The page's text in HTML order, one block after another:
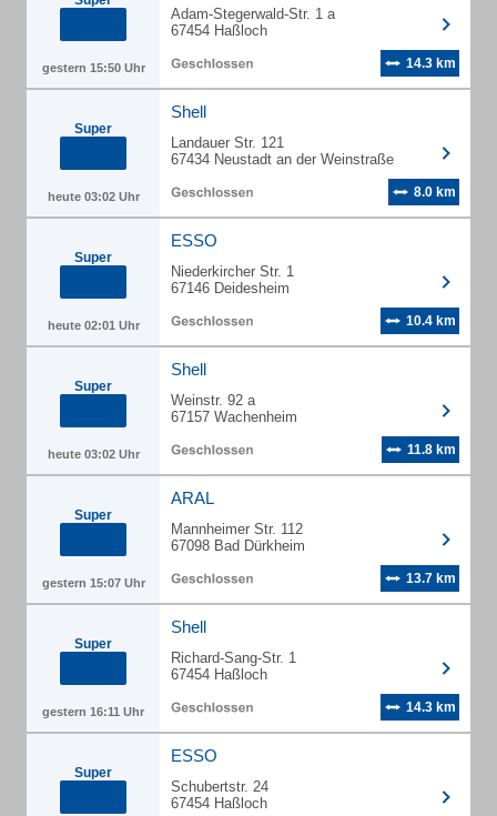
gestern 15:50 Uhr
Adam-Stegerwald-Str. 1 a
67454 Haßloch
14.3 km
Super
heute 03:02 Uhr
Shell
Landauer Str. 121
67434 Neustadt an der Weinstraße
8.0 km
Super
heute 02:01 Uhr
ESSO
Niederkircher Str. 1
67146 Deidesheim
10.4 km
Super
heute 03:02 Uhr
Shell
Weinstr. 92 a
67157 Wachenheim
11.8 km
Super
gestern 15:07 Uhr
ARAL
Mannheimer Str. 112
67098 Bad Dürkheim
13.7 km
Super
gestern 16:11 Uhr
Shell
Richard-Sang-Str. 1
67454 Haßloch
14.3 km
Super
ESSO
Schubertstr. 24
67454 Haßloch